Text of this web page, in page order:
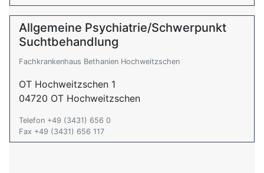
Allgemeine Psychiatrie/Schwerpunkt
Suchtbehandlung
Fachkrankenhaus Bethanien Hochweitzschen
OT Hochweitzschen 1
04720 OT Hochweitzschen
Telefon +49 (3431) 656 0
Fax +49 (3431) 656 117